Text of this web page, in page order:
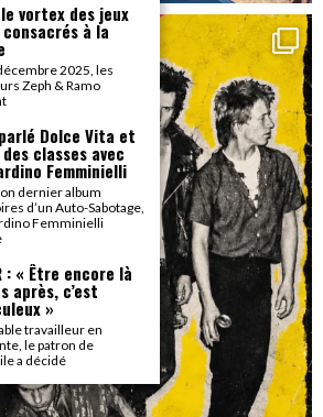
vortex des jeux
à la
2025, les
Zeph & Ramo
Dolce Vita et
classes avec
Femminielli
dernier album
d’un Auto-Sabotage,
Femminielli
: « Être encore là
après, c’est
»
travailleur en
le patron de
a décidé